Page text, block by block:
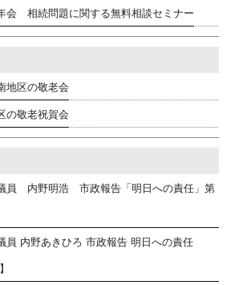
会 相続問題に関する無料相談セミナー
地区の敬老会
の敬老祝賀会
議員 内野明浩 市政報告「明日への責任」第
員 内野あきひろ 市政報告 明日への責任